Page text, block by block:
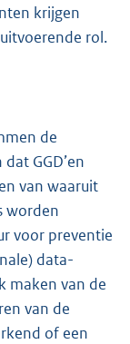
krijgen
rol.
de
GGD’en
van waaruit
worden
voor preventie
data-
maken van de
van de
of een